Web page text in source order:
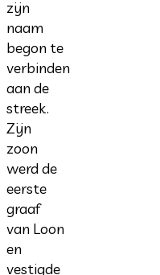
zijn
naam
begon te
verbinden
aan de
streek.
Zijn
zoon
werd de
eerste
graaf
van Loon
en
vestigde